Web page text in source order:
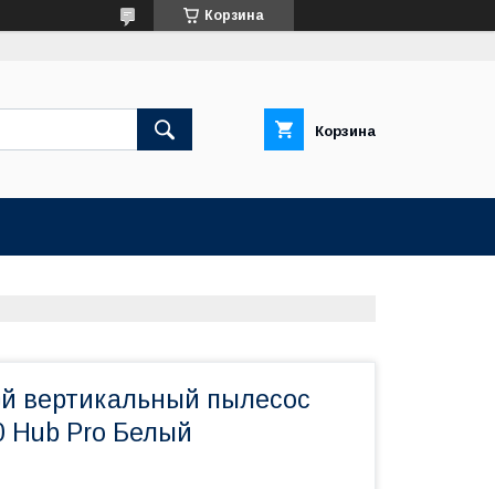
Корзина
Корзина
вертикальный пылесос
Hub Pro Белый